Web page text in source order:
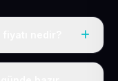
Bu bedele alan